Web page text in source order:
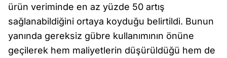
ürün veriminde en az yüzde 50 artış
sağlanabildiğini ortaya koyduğu belirtildi. Bunun
yanında gereksiz gübre kullanımının önüne
geçilerek hem maliyetlerin düşürüldüğü hem de